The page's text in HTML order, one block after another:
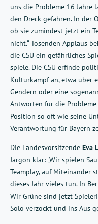
uns die Probleme 16 Jahre
den Dreck gefahren. In der
ob sie zumindest jetzt ein
nicht.“ Tosenden Applaus
die CSU ein gefährliches
spiele. Die CSU erfinde
Kulturkampf an, etwa über
Gendern oder eine
Antworten für die Probleme
Position so oft wie seine
Verantwortung für Bayern
Die Landesvorsitzende Eva
Jargon klar: „Wir spielen
Teamplay, auf Miteinander
dieses Jahr vieles tun. In
Wir Grüne sind jetzt
Solo verzockt und ins Aus